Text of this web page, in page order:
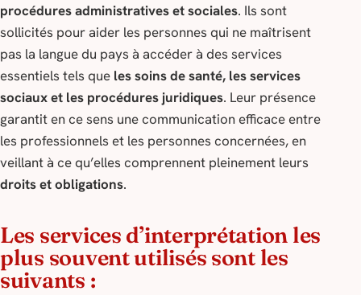
procédures administratives et sociales. Ils sont
sollicités pour aider les personnes qui ne maîtrisent
pas la langue du pays à accéder à des services
essentiels tels que les soins de santé, les services
sociaux et les procédures juridiques. Leur présence
garantit en ce sens une communication efficace entre
les professionnels et les personnes concernées, en
veillant à ce qu’elles comprennent pleinement leurs
droits et obligations.
Les services d’interprétation les
plus souvent utilisés sont les
suivants :